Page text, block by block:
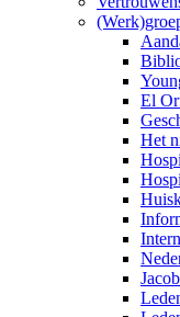
El
Het